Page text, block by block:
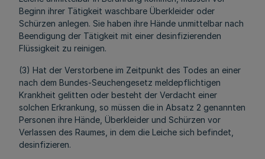
Beginn ihrer Tätigkeit waschbare Überkleider oder
Schürzen anlegen. Sie haben ihre Hände unmittelbar nach
Beendigung der Tätigkeit mit einer desinfizierenden
Flüssigkeit zu reinigen.
(3) Hat der Verstorbene im Zeitpunkt des Todes an einer
nach dem Bundes-Seuchengesetz meldepflichtigen
Krankheit gelitten oder besteht der Verdacht einer
solchen Erkrankung, so müssen die in Absatz 2 genannten
Personen ihre Hände, Überkleider und Schürzen vor
Verlassen des Raumes, in dem die Leiche sich befindet,
desinfizieren.